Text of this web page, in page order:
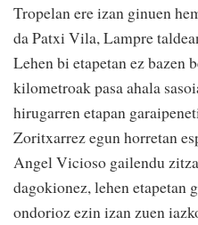
Tropelan ere izan ginuen
da Patxi Vila, Lampre
Lehen bi etapetan ez bazen
kilometroak pasa ahala
hirugarren etapan
Zoritxarrez egun horretan
Angel Vicioso gailendu
dagokionez, lehen etapetan
ondorioz ezin izan zuen